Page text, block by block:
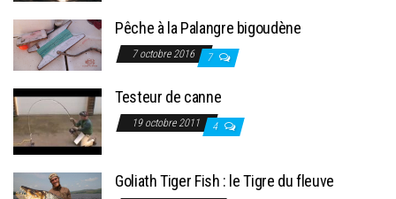
Pêche à la Palangre bigoudène
7 octobre 2016 7
Testeur de canne
19 octobre 2011 4
Goliath Tiger Fish : le Tigre du fleuve